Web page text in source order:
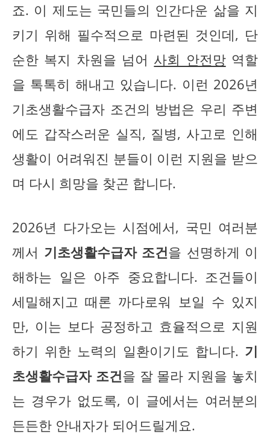
죠. 이 제도는 국민들의 인간다운 삶을 지
키기 위해 필수적으로 마련된 것인데, 단
순한 복지 차원을 넘어 사회 안전망역할
을 톡톡히 해내고 있습니다. 이런 2026년
기초생활수급자 조건의 방법은 우리 주변
에도 갑작스러운 실직, 질병, 사고로 인해
생활이 어려워진 분들이 이런 지원을 받으
며 다시 희망을 찾곤 합니다.
2026년 다가오는 시점에서, 국민 여러분
께서 기초생활수급자 조건을 선명하게 이
해하는 일은 아주 중요합니다. 조건들이
세밀해지고 때론 까다로워 보일 수 있지
만, 이는 보다 공정하고 효율적으로 지원
하기 위한 노력의 일환이기도 합니다. 기
초생활수급자 조건을 잘 몰라 지원을 놓치
는 경우가 없도록, 이 글에서는 여러분의
든든한 안내자가 되어드릴게요.